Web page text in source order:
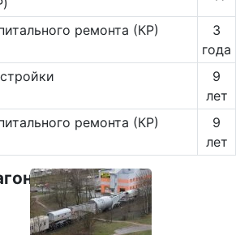
ремонта (КР)
3
года
9
лет
ремонта (КР)
9
лет